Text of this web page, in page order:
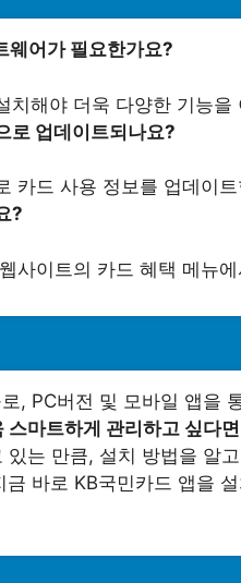
웨어가 필요한가요?
치해야 더욱 다양한 기능을
로 업데이트되나요?
카드 사용 정보를 업데이
?
사이트의 카드 혜택 메뉴
, PC버전 및 모바일 앱을
스마트하게 관리하고 싶다
는 만큼, 설치 방법을 알
바로 KB국민카드 앱을